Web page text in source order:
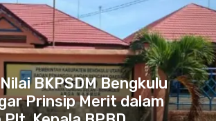
BKPSDM Bengkulu
Prinsip Merit dalam